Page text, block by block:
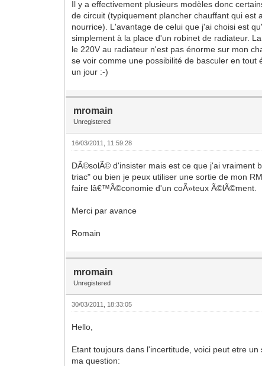
Il y a effectivement plusieurs modèles donc
de circuit (typiquement plancher chauffant qui est
nourrice). L'avantage de celui que j'ai choisi est
simplement à la place d'un robinet de radiateur.
le 220V au radiateur n'est pas énorme sur mon
se voir comme une possibilité de basculer en tout
un jour :-)
mromain
Unregistered
16/03/2011, 11:59:28
DÃ©solÃ© d'insister mais est ce que j'ai vraiment
triac" ou bien je peux utiliser une sortie de mon
faire lâ€™Ã©conomie d'un coÃ»teux Ã©lÃ©ment.
Merci par avance
Romain
mromain
Unregistered
30/03/2011, 18:33:05
Hello,
Etant toujours dans l'incertitude, voici peut etre
ma question: